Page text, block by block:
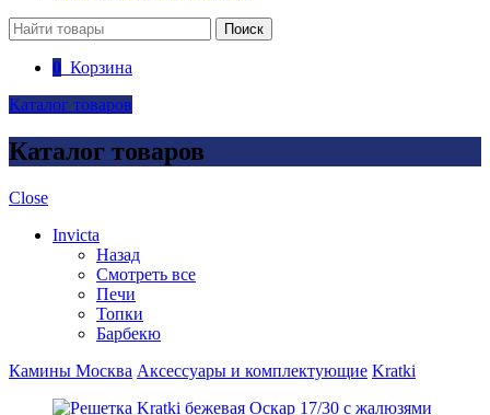
Поиск
0 Корзина
Каталог товаров
Каталог товаров
Close
Invicta
Назад
Смотреть все
Печи
Топки
Барбекю
Камины Москва Аксессуары и комплектующие Kratki